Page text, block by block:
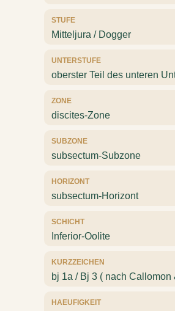
STUFE
Mitteljura / Dogger
UNTERSTUFE
oberster Teil des unteren
ZONE
discites-Zone
SUBZONE
subsectum-Subzone
HORIZONT
subsectum-Horizont
SCHICHT
Inferior-Oolite
KURZZEICHEN
bj 1a / Bj 3 ( nach Callomon
HAEUFIGKEIT